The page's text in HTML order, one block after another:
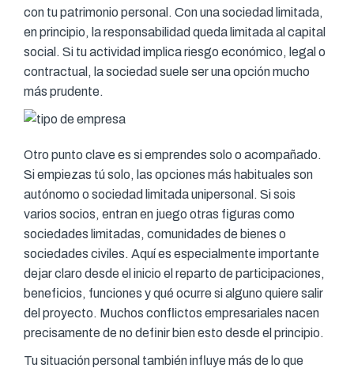
con tu patrimonio personal. Con una sociedad limitada,
en principio, la responsabilidad queda limitada al capital
social. Si tu actividad implica riesgo económico, legal o
contractual, la sociedad suele ser una opción mucho
más prudente.
Otro punto clave es si emprendes solo o acompañado.
Si empiezas tú solo, las opciones más habituales son
autónomo o sociedad limitada unipersonal. Si sois
varios socios, entran en juego otras figuras como
sociedades limitadas, comunidades de bienes o
sociedades civiles. Aquí es especialmente importante
dejar claro desde el inicio el reparto de participaciones,
beneficios, funciones y qué ocurre si alguno quiere salir
del proyecto. Muchos conflictos empresariales nacen
precisamente de no definir bien esto desde el principio.
Tu situación personal también influye más de lo que